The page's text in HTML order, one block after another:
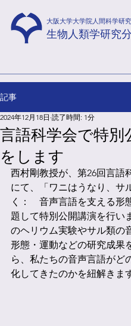
生物人類学研究
大阪大学大学院人間科学研
記事
言語科学会で特別
をします
2024年12月18日 読了時間: 1分
西村剛教授が、第26回言語
にて、「ワニはうなり、サ
く：　音声言語を支える形
題して特別公開講演を行い
のヘリウム実験やサル類の
形態・運動などの研究成果
ら、私たちの音声言語がど
化してきたのかを紐解きま